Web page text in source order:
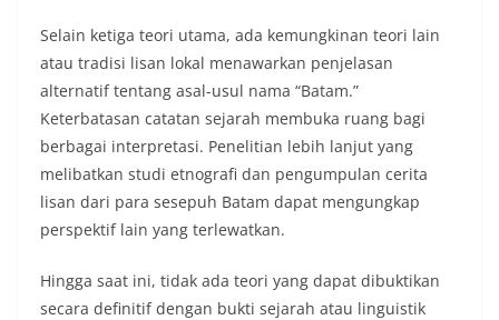
Selain ketiga teori utama, ada kemungkinan teori lain
atau tradisi lisan lokal menawarkan penjelasan
alternatif tentang asal-usul nama “Batam.”
Keterbatasan catatan sejarah membuka ruang bagi
berbagai interpretasi. Penelitian lebih lanjut yang
melibatkan studi etnografi dan pengumpulan cerita
lisan dari para sesepuh Batam dapat mengungkap
perspektif lain yang terlewatkan.
Hingga saat ini, tidak ada teori yang dapat dibuktikan
secara definitif dengan bukti sejarah atau linguistik